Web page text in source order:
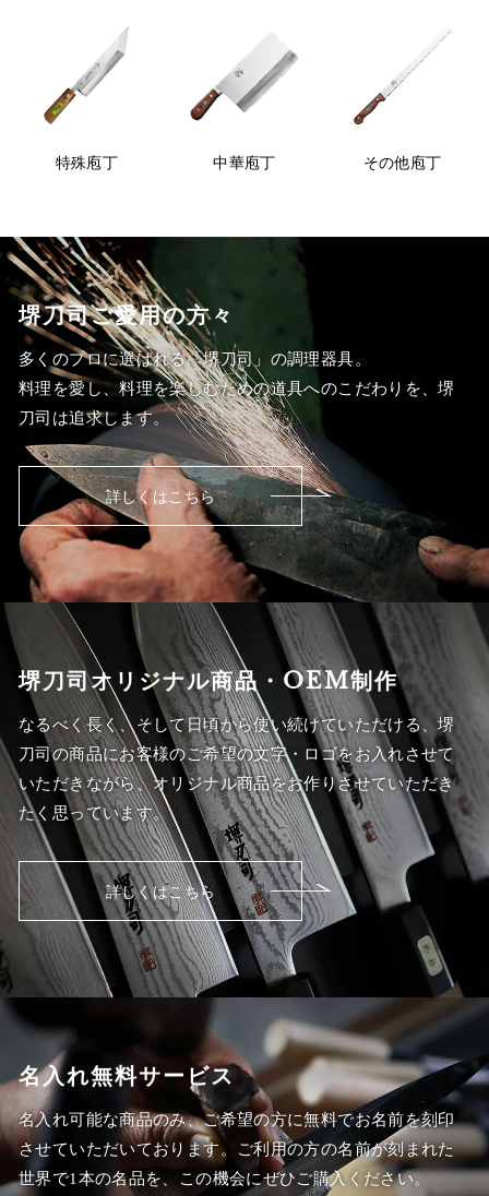
特殊庖丁 中華庖丁 その他庖丁
堺刀司ご愛用の方々
多くのプロに選ばれる「堺刀司」の調理器具。
料理を愛し、料理を楽しむための道具へのこだわりを、堺
刀司は追求します。
詳しくはこちら
堺刀司オリジナル商品・OEM制作
なるべく長く、そして日頃から使い続けていただける、堺
刀司の商品にお客様のご希望の文字・ロゴをお入れさせて
いただきながら、オリジナル商品をお作りさせていただき
たく思っています。
詳しくはこちら
名入れ無料サービス
名入れ可能な商品のみ、ご希望の方に無料でお名前を刻印
させていただいております。ご利用の方の名前が刻まれた
世界で1本の名品を、この機会にぜひご購入ください。